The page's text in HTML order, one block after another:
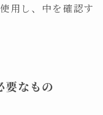
用し、中を確認す
要なもの